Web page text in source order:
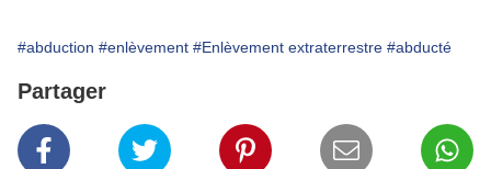
#abduction #enlèvement #Enlèvement extraterrestre #abducté
Partager